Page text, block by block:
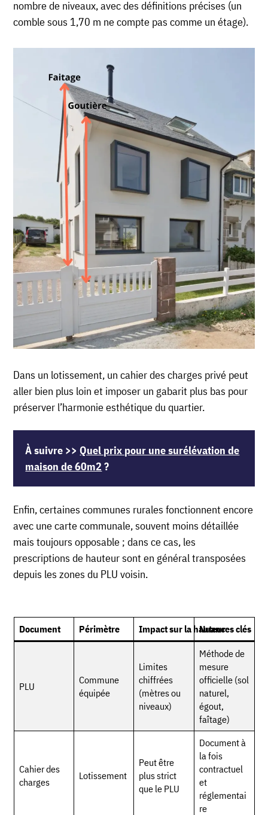
nombre de niveaux, avec des définitions précises (un
comble sous 1,70 m ne compte pas comme un étage).
Dans un lotissement, un cahier des charges privé peut
aller bien plus loin et imposer un gabarit plus bas pour
préserver l’harmonie esthétique du quartier.
À suivre >>Quel prix pour une surélévation de
maison de 60m2 ?
Enfin, certaines communes rurales fonctionnent encore
avec une carte communale, souvent moins détaillée
mais toujours opposable ; dans ce cas, les
prescriptions de hauteur sont en général transposées
depuis les zones du PLU voisin.
Document Périmètre Impact sur la hauteurNuances clés
PLU
Commune
équipée
Limites
chiffrées
(mètres ou
niveaux)
Méthode de
mesure
officielle (sol
naturel,
égout,
faîtage)
Cahier des
charges
Lotissement
Peut être
plus strict
que le PLU
Document à
la fois
contractuel
et
réglementai
re